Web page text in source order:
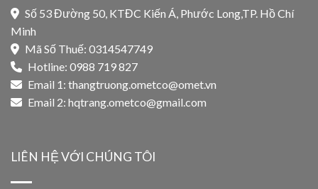
Số 53 Đường 50, KTĐC Kiến Á, Phước Long,TP. Hồ Chí
Minh
Mã Số Thuế: 0314547749
Hotline: 0988 719 827
Email 1: thangtruong.ometco@omet.vn
Email 2: hqtrang.ometco@gmail.com
LIÊN HỆ VỚI CHÚNG TÔI